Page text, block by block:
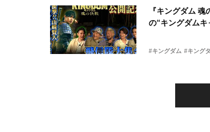
『キングダム
の“キングダムキ
#キングダム #キング